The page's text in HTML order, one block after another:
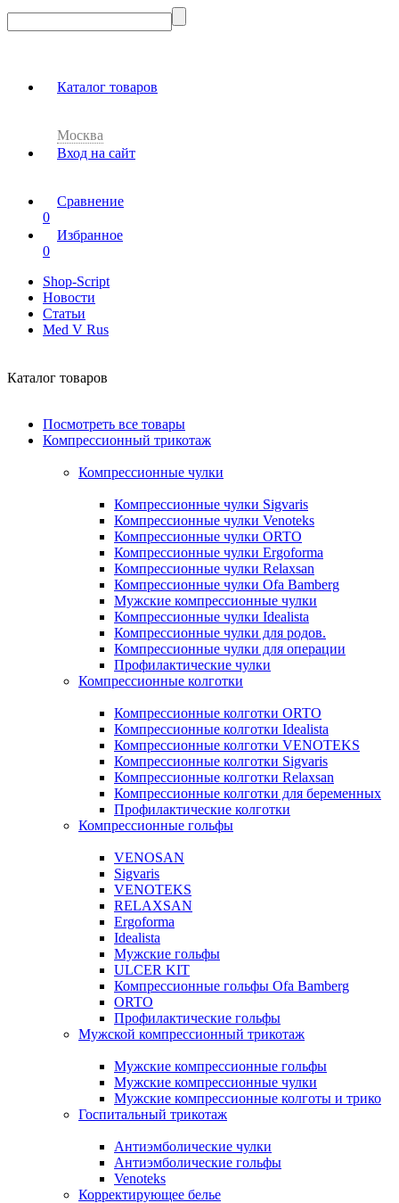
Каталог товаров
Москва
Вход на сайт
Сравнение
0
Избранное
0
Shop-Script
Новости
Статьи
Med V Rus
Каталог товаров
Посмотреть все товары
Компрессионный трикотаж
Компрессионные чулки
Компрессионные чулки Sigvaris
Компрессионные чулки Venoteks
Компрессионные чулки ORTO
Компрессионные чулки Ergoforma
Компрессионные чулки Relaxsan
Компрессионные чулки Ofa Bamberg
Мужские компрессионные чулки
Компрессионные чулки Idealista
Компрессионные чулки для родов.
Компрессионные чулки для операции
Профилактические чулки
Компрессионные колготки
Компрессионные колготки ORTO
Компрессионные колготки Idealista
Компрессионные колготки VENOTEKS
Компрессионные колготки Sigvaris
Компрессионные колготки Relaxsan
Компрессионные колготки для беременных
Профилактические колготки
Компрессионные гольфы
VENOSAN
Sigvaris
VENOTEKS
RELAXSAN
Ergoforma
Idealista
Мужские гольфы
ULCER KIT
Компрессионные гольфы Ofa Bamberg
ORTO
Профилактические гольфы
Мужской компрессионный трикотаж
Мужские компрессионные гольфы
Мужские компрессионные чулки
Мужские компрессионные колготы и трико
Госпитальный трикотаж
Антиэмболические чулки
Антиэмболические гольфы
Venoteks
Корректирующее белье